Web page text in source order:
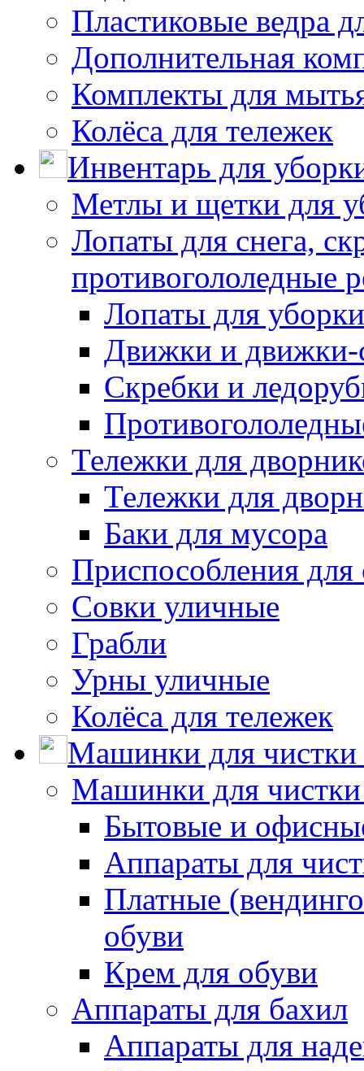
Пластиковые ведра
Дополнительная
Комплекты для
Колёса для тележек
Инвентарь для
Метлы и щетки для
Лопаты для снега,
противогололедные
Лопаты для
Движки и движки-
Скребки и
Тележки для
Тележки для
Баки для мусора
Приспособления для
Совки уличные
Грабли
Урны уличные
Колёса для тележек
Машинки для чистки
Машинки для
Бытовые и
Аппараты для
Платные
обуви
Крем для обуви
Аппараты для бахил
Аппараты для